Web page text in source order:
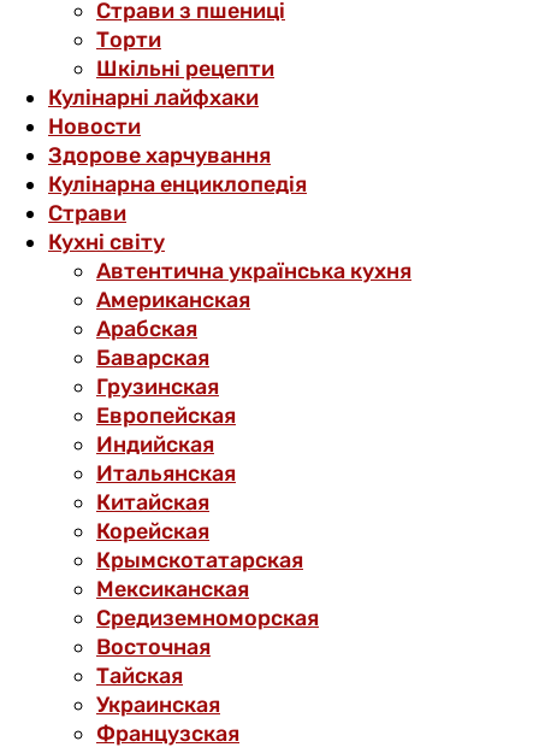
Страви з пшениці
Торти
Шкільні рецепти
Кулінарні лайфхаки
Новости
Здорове харчування
Кулінарна енциклопедія
Страви
Кухні світу
Автентична українська кухня
Американская
Арабская
Баварская
Грузинская
Европейская
Индийская
Итальянская
Китайская
Корейская
Крымскотатарская
Мексиканская
Средиземноморская
Восточная
Тайская
Украинская
Французская